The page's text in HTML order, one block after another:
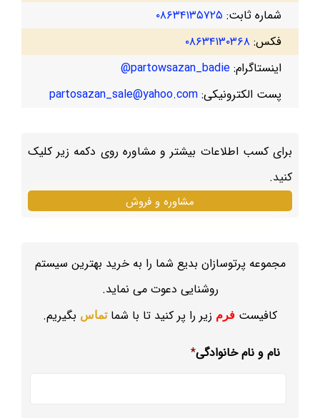
شماره ثابت: ۰۸۶۳۴۱۳۵۷۲۵
فکس: ۰۸۶۳۴۱۳۰۳۶۸
اینستاگرام: partowsazan_badie@
پست الکترونیکی: partosazan_sale@yahoo.com
برای کسب اطلاعات بیشتر و مشاوره روی دکمه زیر کلیک
کنید.
مشاوره و فروش
مجموعه پرتوسازان بدیع شما را به خرید بهترین سیستم
روشنایی دعوت می نماید.
کافیست فرم زیر را پر کنید تا با شماتماس بگیریم.
نام و نام خانوادگی*